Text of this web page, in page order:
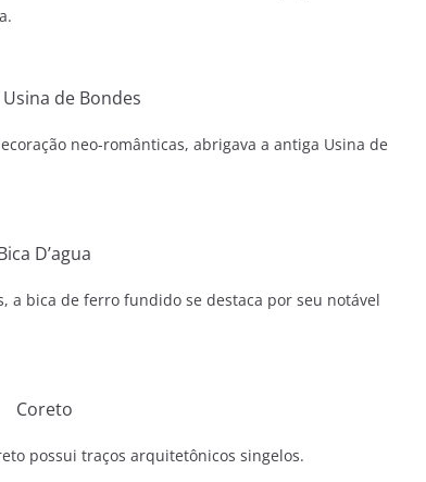
de Bondes
neo-românticas, abrigava a antiga Usina de
D’agua
a bica de ferro fundido se destaca por seu notável
Coreto
possui traços arquitetônicos singelos.